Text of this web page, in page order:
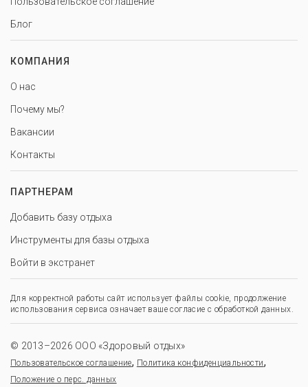
Блог
КОМПАНИЯ
О нас
Почему мы?
Вакансии
Контакты
ПАРТНЕРАМ
Добавить базу отдыха
Инструменты для базы отдыха
Войти в экстранет
Для корректной работы сайт использует файлы cookie, продолжение
использования сервиса означает ваше согласие с обработкой данных.
© 2013–2026 ООО «Здоровый отдых»
Пользовательское соглашение, Политика конфиденциальности,
Положение о перс. данных